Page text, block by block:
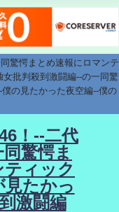
驚愕まとめ速報にロマンテ
批判殺到激闘編--の一同驚
の見たかった夜空編--僕の
！--二代
驚愕ま
ティック
見たかっ
激闘編